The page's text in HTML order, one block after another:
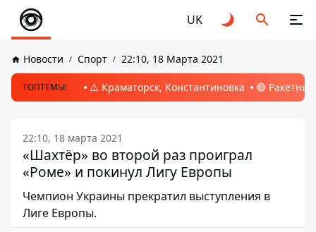
UK
Новости Спорт 22:10, 18 Марта 2021
ТОПТЕМЫ: ⚠️ Краматорск, Константиновка 🔴
22:10, 18 марта 2021
«Шахтёр» во второй раз проиграл
«Роме» и покинул Лигу Европы
Чемпион Украины прекратил выступления в
Лиге Европы.